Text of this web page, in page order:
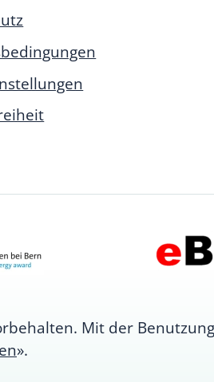
Mit der
».